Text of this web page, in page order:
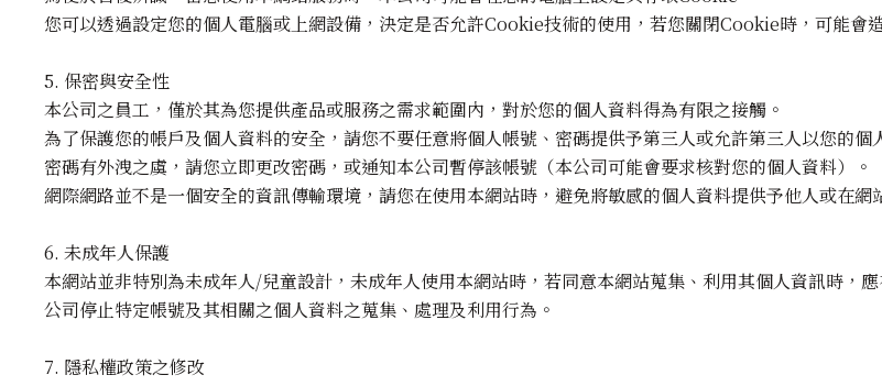
您可以透過設定您的個人電腦或上網設備，決定是否允許Cookie技術的使用，若您關閉Cookie時，可能會
5. 保密與安全性
本公司之員工，僅於其為您提供產品或服務之需求範圍內，對於您的個人資料得為有限之接觸。
為了保護您的帳戶及個人資料的安全，請您不要任意將個人帳號、密碼提供予第三人或允許第三人以您的
密碼有外洩之虞，請您立即更改密碼，或通知本公司暫停該帳號（本公司可能會要求核對您的個人資料）。
網際網路並不是一個安全的資訊傳輸環境，請您在使用本網站時，避免將敏感的個人資料提供予他人或在網
6. 未成年人保護
本網站並非特別為未成年人/兒童設計，未成年人使用本網站時，若同意本網站蒐集、利用其個人資訊時，
公司停止特定帳號及其相關之個人資料之蒐集、處理及利用行為。
7. 隱私權政策之修改